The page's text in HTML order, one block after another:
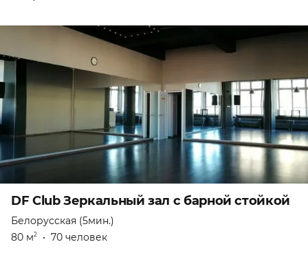
DF Club Зеркальный зал с барной стойкой
Белорусская (5мин.)
80 м2 • 70 человек